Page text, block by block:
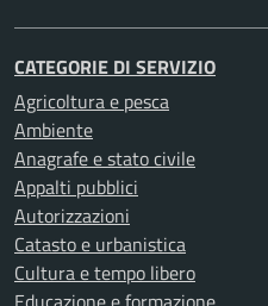
CATEGORIE DI SERVIZIO
Agricoltura e pesca
Ambiente
Anagrafe e stato civile
Appalti pubblici
Autorizzazioni
Catasto e urbanistica
Cultura e tempo libero